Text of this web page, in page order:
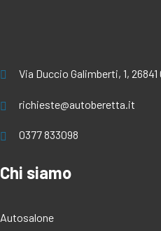
Via Duccio Galimberti, 1,
richieste@autoberetta.it
0377 833098
Chi siamo
Autosalone